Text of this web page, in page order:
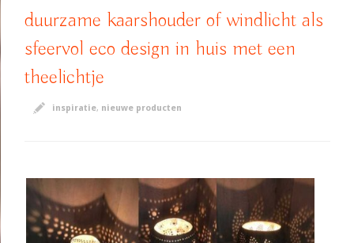
duurzame kaarshouder of windlicht als
sfeervol eco design in huis met een
theelichtje
inspiratie, nieuwe producten